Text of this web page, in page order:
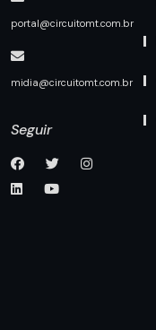
portal@circuitomt.com.br
midia@circuitomt.com.br
Seguir